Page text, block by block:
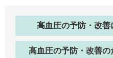
高血圧の予防・改善
高血圧の予防・改善